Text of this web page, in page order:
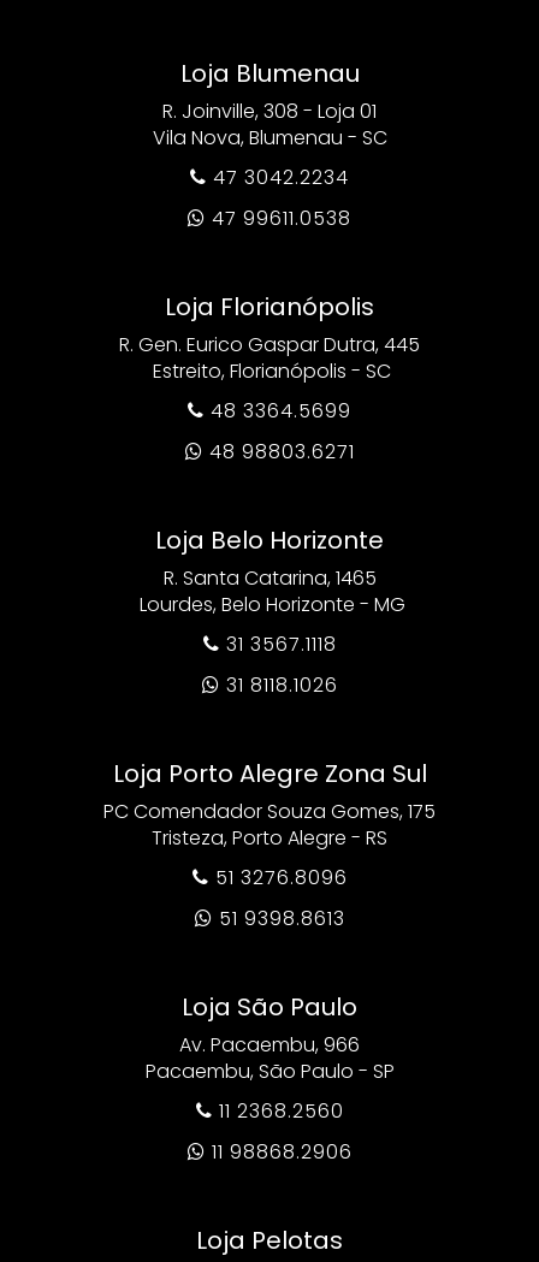
Loja Blumenau
R. Joinville, 308 - Loja 01
Vila Nova, Blumenau - SC
 47 3042.2234
 47 99611.0538
Loja Florianópolis
R. Gen. Eurico Gaspar Dutra, 445
Estreito, Florianópolis - SC
 48 3364.5699
 48 98803.6271
Loja Belo Horizonte
R. Santa Catarina, 1465
Lourdes, Belo Horizonte - MG
 31 3567.1118
 31 8118.1026
Loja Porto Alegre Zona Sul
PC Comendador Souza Gomes, 175
Tristeza, Porto Alegre - RS
 51 3276.8096
 51 9398.8613
Loja São Paulo
Av. Pacaembu, 966
Pacaembu, São Paulo - SP
 11 2368.2560
 11 98868.2906
Loja Pelotas